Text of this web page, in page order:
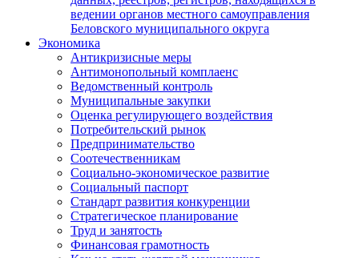
ведении органов местного самоуправления
Беловского муниципального округа
Экономика
Антикризисные меры
Антимонопольный комплаенс
Ведомственный контроль
Муниципальные закупки
Оценка регулирующего воздействия
Потребительский рынок
Предпринимательство
Соотечественникам
Социально-экономическое развитие
Социальный паспорт
Стандарт развития конкуренции
Стратегическое планирование
Труд и занятость
Финансовая грамотность